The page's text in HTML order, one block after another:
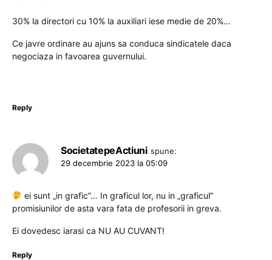
30% la directori cu 10% la auxiliari iese medie de 20%…
Ce javre ordinare au ajuns sa conduca sindicatele daca
negociaza in favoarea guvernului.
Reply
SocietatepeActiuni spune:
29 decembrie 2023 la 05:09
ei sunt „in grafic”… In graficul lor, nu in „graficul”
promisiunilor de asta vara fata de profesorii in greva.
Ei dovedesc iarasi ca NU AU CUVANT!
Reply